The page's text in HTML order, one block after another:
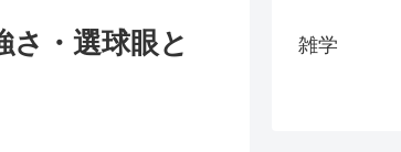
さ・選球眼と
雑学